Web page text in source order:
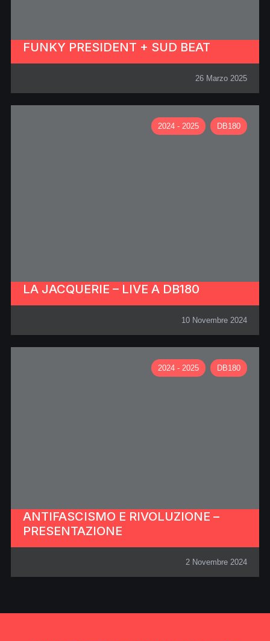
FUNKY PRESIDENT + SUD BEAT
26 Marzo 2025
2024 - 2025 DB180
LA JACQUERIE – LIVE A DB180
10 Novembre 2024
2024 - 2025 DB180
ANTIFASCISMO E RIVOLUZIONE –
PRESENTAZIONE
2 Novembre 2024